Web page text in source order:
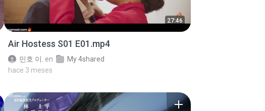
27:46
Air Hostess S01 E01.mp4
민호 이. en
My 4shared
hace 3 meses